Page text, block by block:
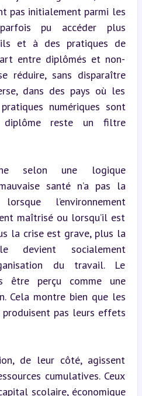
pas initialement parmi les
pu accéder plus
et à des pratiques de
entre diplômés et non-
réduire, sans disparaître
dans des pays où les
numériques sont
diplôme reste un filtre
selon une logique
santé n’a pas la
l’environnement
maîtrisé ou lorsqu’il est
la crise est grave, plus la
devient socialement
du travail. Le
être perçu comme une
Cela montre bien que les
pas leurs effets
de leur côté, agissent
cumulatives. Ceux
scolaire, économique